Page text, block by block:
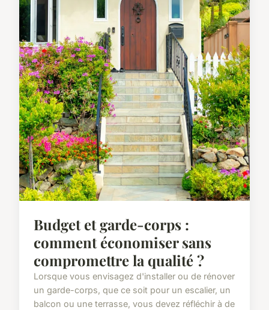
Budget et garde-corps :
comment économiser sans
compromettre la qualité ?
Lorsque vous envisagez d'installer ou de rénover
un garde-corps, que ce soit pour un escalier, un
balcon ou une terrasse, vous devez réfléchir à de